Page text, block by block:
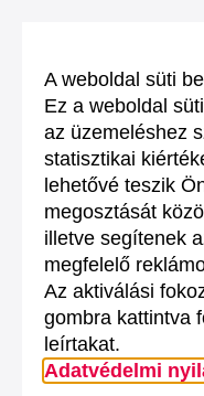
A weboldal süti
Ez a weboldal
az üzemeléshez
statisztikai
lehetővé teszik
megosztását
illetve segítenek
megfelelő
Az aktiválási
gombra kattintva
leírtakat.
Adatvédelmi